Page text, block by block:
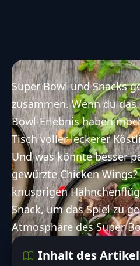
Super Bowl und Snacks
zusammen. Wenn du
Bowl-Erlebnis haben
Tisch voller leckerer
Und was könnte besser
gewürzte Chicken
knusprigen
Snack, um das Spiel zu
Atmosphäre des Super
Inhalt des